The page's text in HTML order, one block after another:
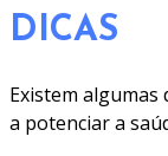
DICAS
Existem algumas
a potenciar a